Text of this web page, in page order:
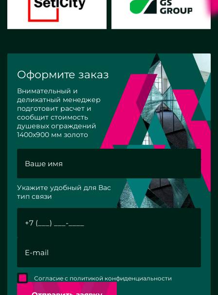
Оформите заказ
Внимательный и
деликатный менеджер
подготовит расчет и
сообщит стоимость
душевых ограждений
1400х900 мм золото
Укажите удобный для Вас
тип связи
Согласие с политикой конфиденциальности